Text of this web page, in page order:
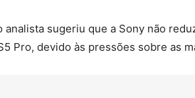
analista sugeriu que a Sony não
Pro, devido às pressões sobre as